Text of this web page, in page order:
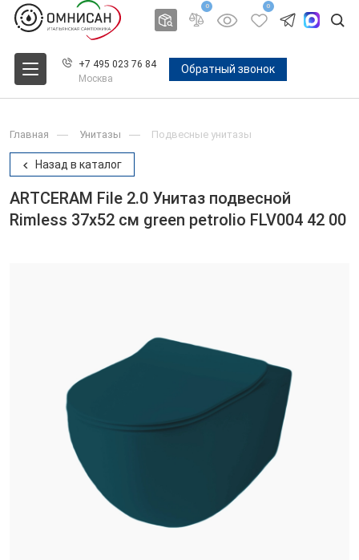
0 0
+7 495 023 76 84
Москва
Обратный звонок
Главная Унитазы Подвесные унитазы
Назад в каталог
ARTCERAM File 2.0 Унитаз подвесной
Rimless 37x52 см green petrolio FLV004 42 00